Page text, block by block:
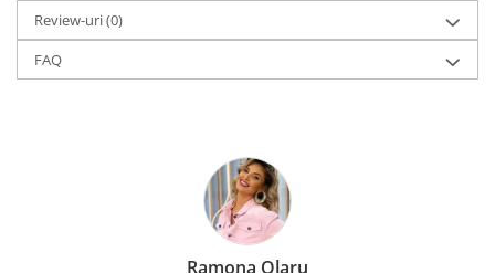
Review-uri(0)
FAQ
Ramona Olaru